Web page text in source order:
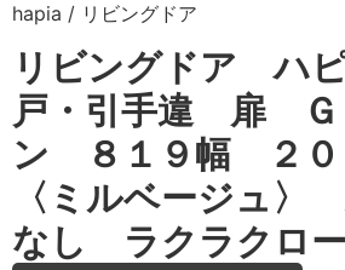
hapia / リビングドア
リビングドア ハ
戸・引手違 扉 Ｇ
ン ８１９幅 ２
〈ミルベージュ
なし ラクラクロ